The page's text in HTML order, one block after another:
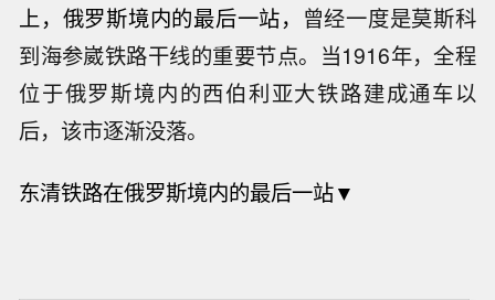
上，俄罗斯境内的最后一站， 曾经一度是莫斯科
到海参崴铁路干线的重要节点。当1916年，全程
位于俄罗斯境内的西伯利亚大铁路建成通车以
后，该市逐渐没落。
东清铁路在俄罗斯境内的最后一站▼